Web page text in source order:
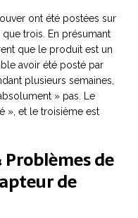
ont été postées sur
que trois. En présumant
que le produit est un
avoir été posté par
plusieurs semaines,
» pas. Le
», et le troisième est
de
de